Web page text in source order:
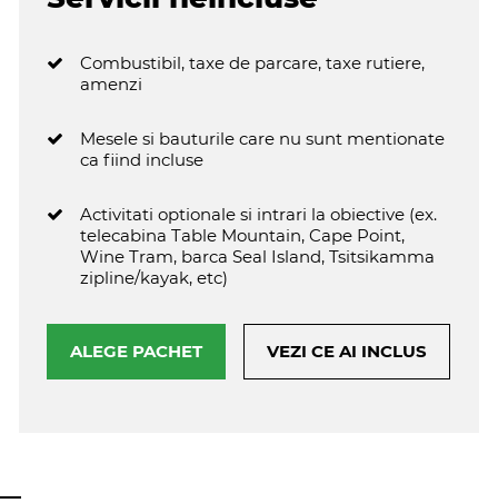
Combustibil, taxe de parcare, taxe rutiere,
amenzi
Mesele si bauturile care nu sunt mentionate
ca fiind incluse
Activitati optionale si intrari la obiective (ex.
telecabina Table Mountain, Cape Point,
Wine Tram, barca Seal Island, Tsitsikamma
zipline/kayak, etc)
ALEGE PACHET VEZI CE AI INCLUS